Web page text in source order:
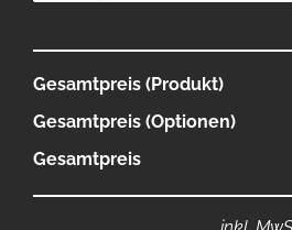
Gesamtpreis (Produkt)
Gesamtpreis (Optionen)
Gesamtpreis